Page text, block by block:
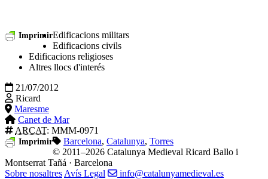
ImprimirEdificacions militars
Edificacions civils
Edificacions religioses
Altres llocs d'interés
21/07/2012
Ricard
Maresme
Canet de Mar
ARCAT: MMM-0971
Imprimir Barcelona, Catalunya, Torres
© 2011–2026 Catalunya Medieval Ricard Ballo i
Montserrat Tañá · Barcelona
Sobre nosaltres Avís Legal
info@catalunyamedieval.es